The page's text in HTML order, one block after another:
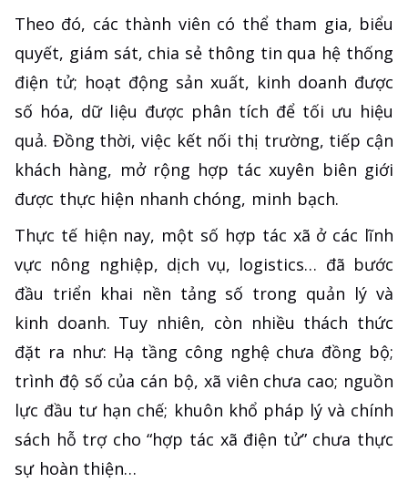
Theo đó, các thành viên có thể tham gia, biểu
quyết, giám sát, chia sẻ thông tin qua hệ thống
điện tử; hoạt động sản xuất, kinh doanh được
số hóa, dữ liệu được phân tích để tối ưu hiệu
quả. Đồng thời, việc kết nối thị trường, tiếp cận
khách hàng, mở rộng hợp tác xuyên biên giới
được thực hiện nhanh chóng, minh bạch.
Thực tế hiện nay, một số hợp tác xã ở các lĩnh
vực nông nghiệp, dịch vụ, logistics… đã bước
đầu triển khai nền tảng số trong quản lý và
kinh doanh. Tuy nhiên, còn nhiều thách thức
đặt ra như: Hạ tầng công nghệ chưa đồng bộ;
trình độ số của cán bộ, xã viên chưa cao; nguồn
lực đầu tư hạn chế; khuôn khổ pháp lý và chính
sách hỗ trợ cho “hợp tác xã điện tử” chưa thực
sự hoàn thiện…